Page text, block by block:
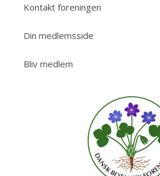
Kontakt foreningen
Din medlemsside
Bliv medlem